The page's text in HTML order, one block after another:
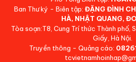
Ban Thư ký - Biên tập: ĐẶNG ĐÌNH
HÀ, NHẬT QUANG,
Tòa soạn:T8, Cung Trí thức Thành phố,
Giấy, Hà Nội.
Truyền thông - Quảng cáo: